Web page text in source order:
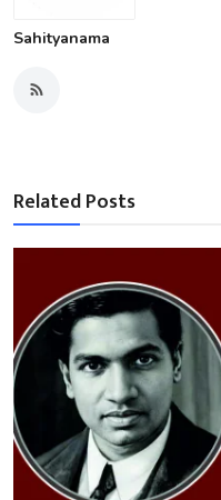
Sahityanama
Related Posts